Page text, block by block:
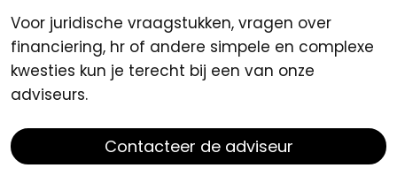
Voor juridische vraagstukken, vragen over
financiering, hr of andere simpele en complexe
kwesties kun je terecht bij een van onze
adviseurs.
Contacteer de adviseur